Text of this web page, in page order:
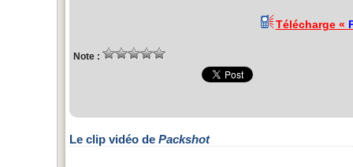
Télécharge «
Note :
Le clip vidéo de Packshot